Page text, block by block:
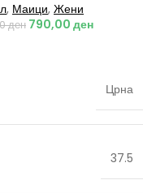
, Маици, Жени
ден 790,00 ден
Црна
37.5